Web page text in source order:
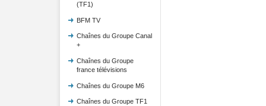
(TF1)
BFM TV
Chaînes du Groupe Canal
+
Chaînes du Groupe
france télévisions
Chaînes du Groupe M6
Chaînes du Groupe TF1